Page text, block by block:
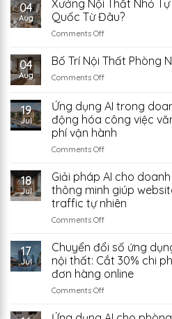
Nội
Thất
Si
Chợ
Quốc:
Có
Đáng
04
Aug
Xưởng Nội Thất Nhỏ
Quốc Từ Đâu?
Comments Offon
Nội
Thất
Nhập
Phụ
Kiện
Trung
Quốc
Đâu?
04
Aug
Bố Trí Nội Thất Phòng
Comments Offon
Trí
Nội
Thất
Phòng
Ngủ
Vị
Trí
Đặt
Két
Sắt
19
Jul
Ứng dụng AI trong
động hóa công việc
phí vận hành
Comments Offon
dụng
AI
trong
doanh
nghiệp
dựng:
Tự
động
hóa
công
văn
18
Jul
Giải pháp AI cho
thông minh giúp
traffic tự nhiên
Comments Offon
pháp
AI
cho
doanh
nghiệp
thất:
17
Jul
Chuyển đổi số ứng
nội thất: Cắt 30% chi
đơn hàng online
Comments Offon
đổi